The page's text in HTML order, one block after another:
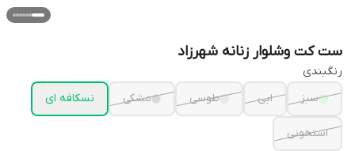
ست کت وشلوار زنانه شهرزاد
رنگبندی
سبز
ابی طوسی مشکی نسکافه ای
استخونی